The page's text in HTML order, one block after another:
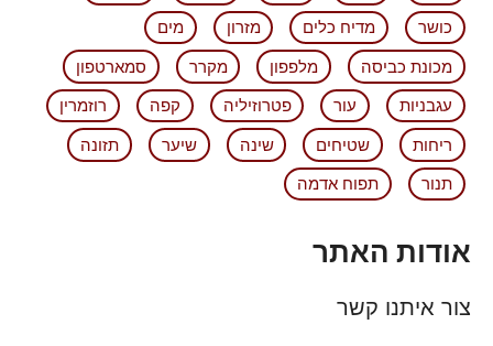
כושר
מדיח כלים מזרון
מים
מכונת כביסה
מלפפון מקרר
סמארטפון
עגבניות
עור פטרוזיליה קפה
רוזמרין
ריחות
שטיחים שינה שיער
תזונה
תנור
תפוח אדמה
אודות האתר
צור איתנו קשר